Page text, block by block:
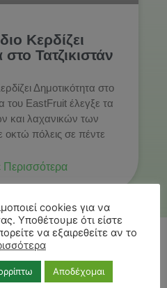
Κερδίζει
Τατζικιστάν
Δημοτικότητα στο
του EastFruit έλεγξε τα
και λαχανικών των
πόλεις σε πέντε
Περισσότερα
cookies για να
Υποθέτουμε ότι είστε
να εξαιρεθείτε αν το
Αποδέχομαι